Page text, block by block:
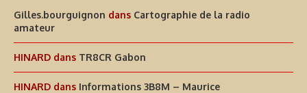
Gilles.bourguignon dans Cartographie de la radio
amateur
HINARD dans TR8CR Gabon
HINARD dans Informations 3B8M – Maurice